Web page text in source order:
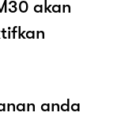
akan
anda